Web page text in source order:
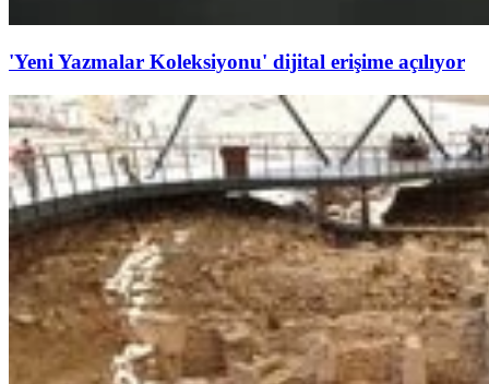
'Yeni Yazmalar Koleksiyonu' dijital erişime açılıyor